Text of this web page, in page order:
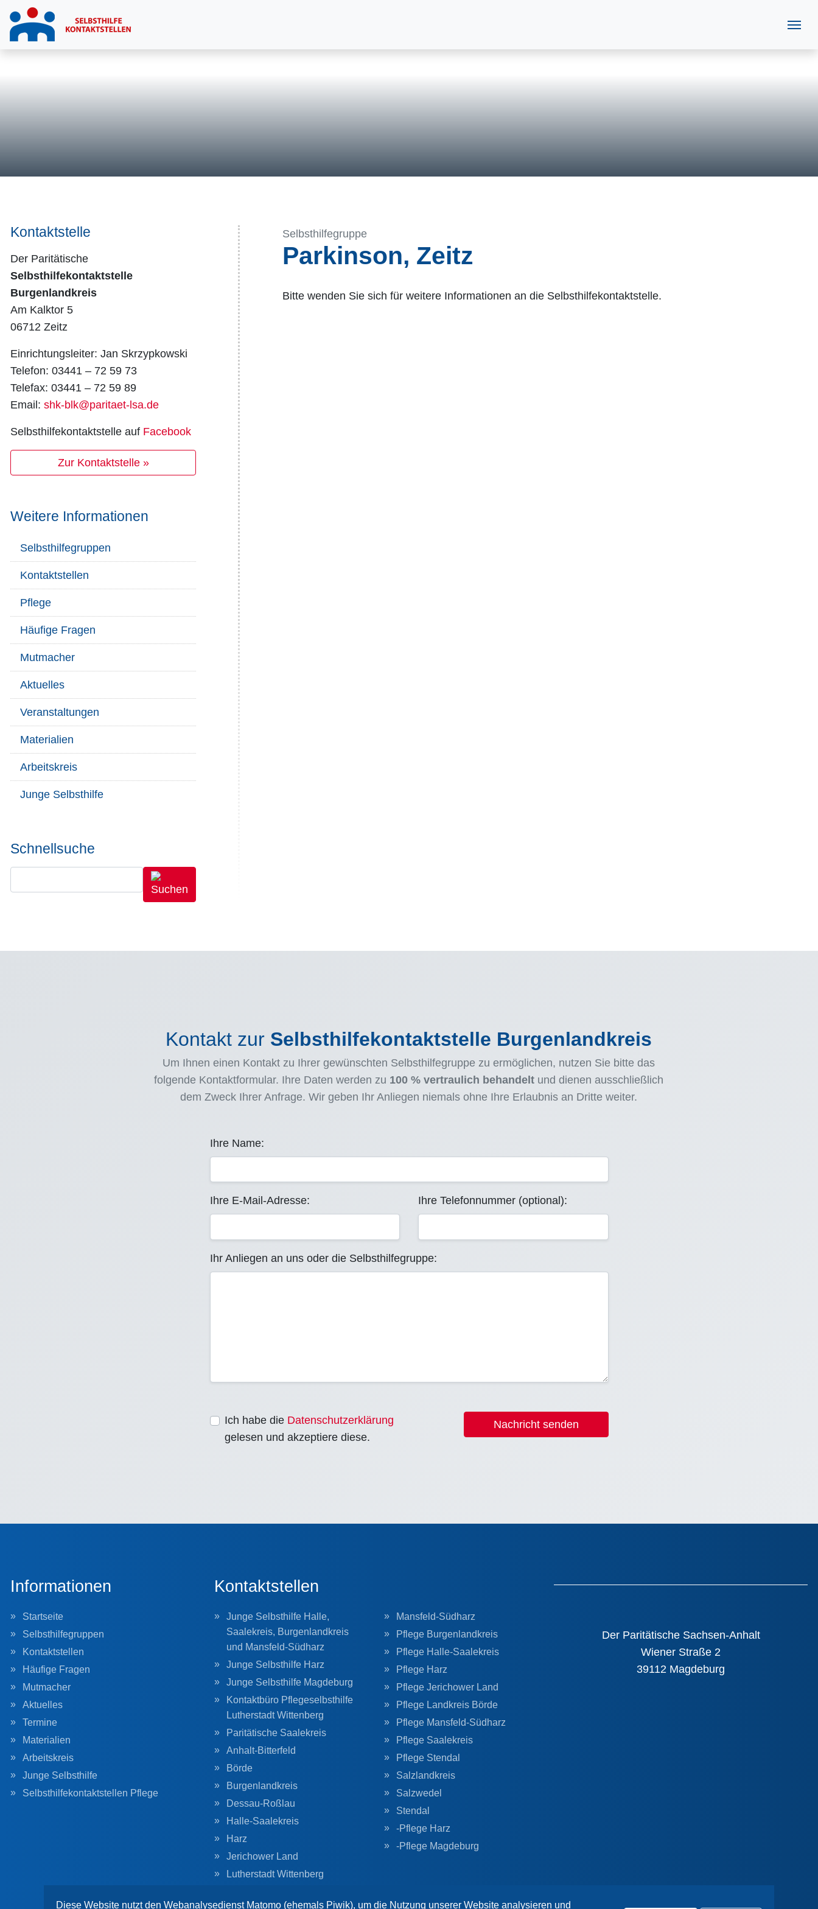
Selbsthilfegruppe
Parkinson, Zeitz
Bitte wenden Sie sich für weitere Informationen an die Selbsthilfekontaktstelle.
Kontaktstelle
Der Paritätische
Selbsthilfekontaktstelle
Burgenlandkreis
Am Kalktor 5
06712 Zeitz
Einrichtungsleiter: Jan Skrzypkowski
Telefon: 03441 – 72 59 73
Telefax: 03441 – 72 59 89
Email: shk-blk@paritaet-lsa.de
Selbsthilfekontaktstelle auf Facebook
Zur Kontaktstelle »
Weitere Informationen
Selbsthilfegruppen
Kontaktstellen
Pflege
Häufige Fragen
Mutmacher
Aktuelles
Veranstaltungen
Materialien
Arbeitskreis
Junge Selbsthilfe
Schnellsuche
Kontakt zur Selbsthilfekontaktstelle Burgenlandkreis
Um Ihnen einen Kontakt zu Ihrer gewünschten Selbsthilfegruppe zu ermöglichen, nutzen Sie bitte das
folgende Kontaktformular. Ihre Daten werden zu 100 % vertraulich behandelt und dienen ausschließlich
dem Zweck Ihrer Anfrage. Wir geben Ihr Anliegen niemals ohne Ihre Erlaubnis an Dritte weiter.
Ihre Name:
Ihre E-Mail-Adresse: Ihre Telefonnummer (optional):
Ihr Anliegen an uns oder die Selbsthilfegruppe:
Ich habe die Datenschutzerklärung
gelesen und akzeptiere diese.
Nachricht senden
Informationen
Startseite
Selbsthilfegruppen
Kontaktstellen
Häufige Fragen
Mutmacher
Aktuelles
Termine
Materialien
Arbeitskreis
Junge Selbsthilfe
Selbsthilfekontaktstellen Pflege
Kontaktstellen
Junge Selbsthilfe Halle,
Saalekreis, Burgenlandkreis
und Mansfeld-Südharz
Junge Selbsthilfe Harz
Junge Selbsthilfe Magdeburg
Kontaktbüro Pflegeselbsthilfe
Lutherstadt Wittenberg
Paritätische Saalekreis
Anhalt-Bitterfeld
Börde
Burgenlandkreis
Dessau-Roßlau
Halle-Saalekreis
Harz
Jerichower Land
Lutherstadt Wittenberg
Mansfeld-Südharz
Pflege Burgenlandkreis
Pflege Halle-Saalekreis
Pflege Harz
Pflege Jerichower Land
Pflege Landkreis Börde
Pflege Mansfeld-Südharz
Pflege Saalekreis
Pflege Stendal
Salzlandkreis
Salzwedel
Stendal
-Pflege Harz
-Pflege Magdeburg
Der Paritätische Sachsen-Anhalt
Wiener Straße 2
39112 Magdeburg
Diese Website nutzt den Webanalysedienst Matomo (ehemals Piwik), um die Nutzung unserer Website analysieren und